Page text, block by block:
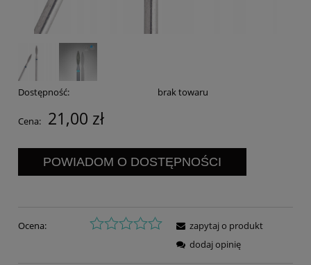
Dostępność: brak towaru
Cena: 21,00 zł
POWIADOM O DOSTĘPNOŚCI
Ocena:
zapytaj o produkt
dodaj opinię